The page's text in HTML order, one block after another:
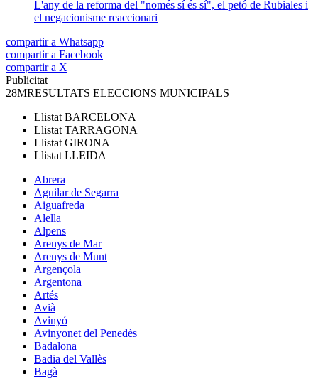
L'any de la reforma del "només sí és sí", el petó de Rubiales i
el negacionisme reaccionari
compartir a Whatsapp
compartir a Facebook
compartir a X
Publicitat
28MRESULTATS ELECCIONS MUNICIPALS
Llistat BARCELONA
Llistat TARRAGONA
Llistat GIRONA
Llistat LLEIDA
Abrera
Aguilar de Segarra
Aiguafreda
Alella
Alpens
Arenys de Mar
Arenys de Munt
Argençola
Argentona
Artés
Avià
Avinyó
Avinyonet del Penedès
Badalona
Badia del Vallès
Bagà